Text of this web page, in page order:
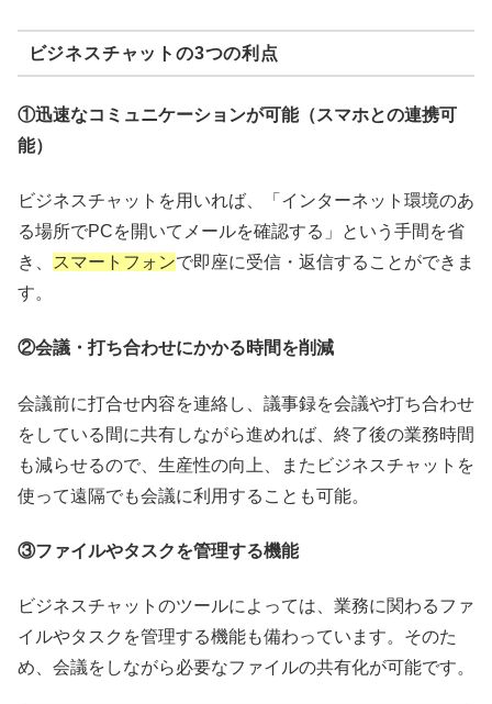
ビジネスチャットの3つの利点
①迅速なコミュニケーションが可能（スマホとの連携可
能）
ビジネスチャットを用いれば、「インターネット環境のあ
る場所でPCを開いてメールを確認する」という手間を省
き、
スマートフォンで即座に受信・返信することができま
す。
②会議・打ち合わせにかかる時間を削減
会議前に打合せ内容を連絡し、議事録を会議や打ち合わせ
をしている間に共有しながら進めれば、終了後の業務時間
も減らせるので、生産性の向上、またビジネスチャットを
使って遠隔でも会議に利用することも可能。
③ファイルやタスクを管理する機能
ビジネスチャットのツールによっては、業務に関わるファ
イルやタスクを管理する機能も備わっています。そのた
め、会議をしながら必要なファイルの共有化が可能です。